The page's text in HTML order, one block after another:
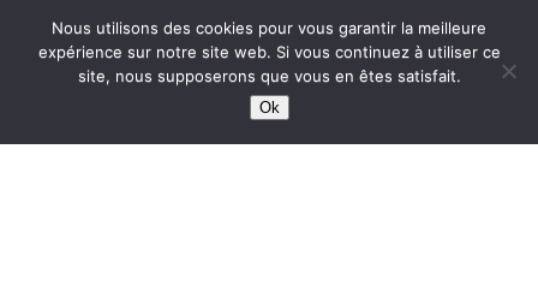
This site is protected bywp-copyrightpro.com
Nous utilisons des cookies pour vous garantir la meilleure
expérience sur notre site web. Si vous continuez à utiliser ce
site, nous supposerons que vous en êtes satisfait.
Ok